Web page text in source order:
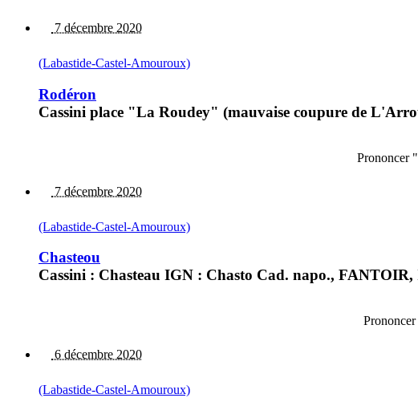
7 décembre 2020
(Labastide-Castel-Amouroux)
Rodéron
Cassini place "La Roudey" (mauvaise coupure de
Prononcer
7 décembre 2020
(Labastide-Castel-Amouroux)
Chasteou
Cassini : Chasteau IGN : Chasto Cad. napo., FANTOIR,
6 décembre 2020
(Labastide-Castel-Amouroux)